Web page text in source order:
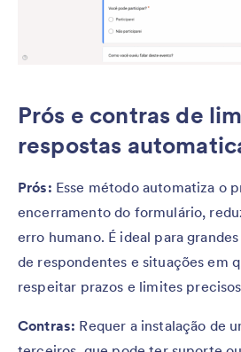
Prós e contras de
respostas
Prós: Esse método automatiza o
encerramento do formulário,
erro humano. É ideal para
de respondentes e situações em
respeitar prazos e limites
Contras: Requer a instalação de